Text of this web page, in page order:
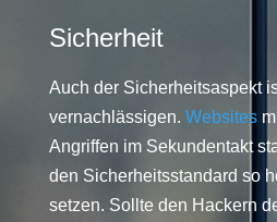
Sicherheit
Auch der Sicherheitsaspekt
vernachlässigen. Websites
Angriffen im Sekundentakt
den Sicherheitsstandard so
setzen. Sollte den Hackern